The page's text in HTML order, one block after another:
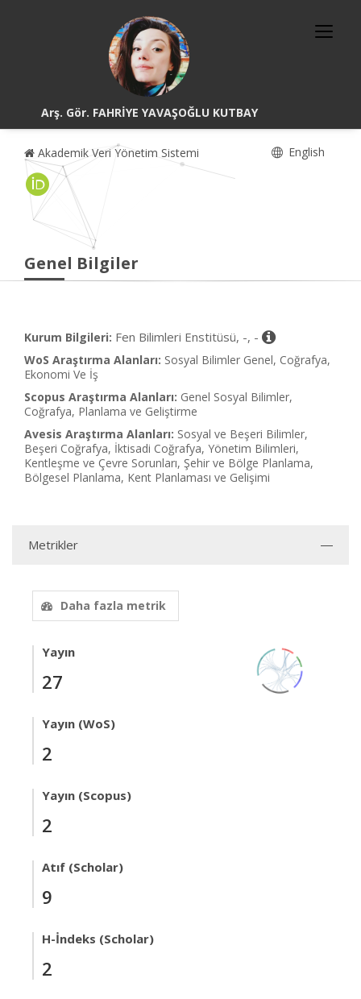
Arş. Gör. FAHRİYE YAVAŞOĞLU KUTBAY
Akademik Veri Yönetim Sistemi English
Genel Bilgiler
Kurum Bilgileri: Fen Bilimleri Enstitüsü, -, -
WoS Araştırma Alanları: Sosyal Bilimler Genel, Coğrafya,
Ekonomi Ve İş
Scopus Araştırma Alanları: Genel Sosyal Bilimler,
Coğrafya, Planlama ve Geliştirme
Avesis Araştırma Alanları: Sosyal ve Beşeri Bilimler,
Beşeri Coğrafya, İktisadi Coğrafya, Yönetim Bilimleri,
Kentleşme ve Çevre Sorunları, Şehir ve Bölge Planlama,
Bölgesel Planlama, Kent Planlaması ve Gelişimi
Metrikler
Daha fazla metrik
Yayın
27
Yayın (WoS)
2
Yayın (Scopus)
2
Atıf (Scholar)
9
H-İndeks (Scholar)
2